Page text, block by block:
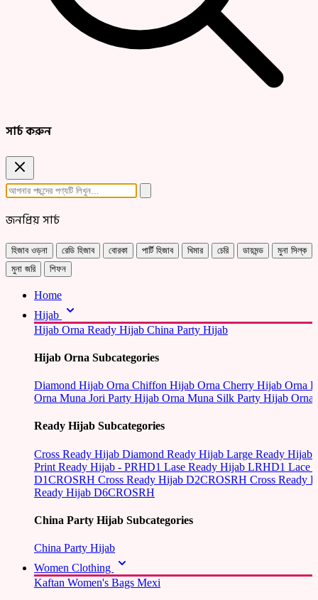
সার্চ করুন
জনপ্রিয় সার্চ
হিজাব ওড়না রেডি হিজাব বোরকা পার্টি হিজাব খিমার চেরি ডায়মন্ড
মুনা সিল্ক
মুনা জরি
শিফন
Home
Hijab
Hijab Orna Ready Hijab China Party Hijab
Hijab Orna Subcategories
Diamond Hijab Orna Chiffon Hijab Orna Cherry Hijab Orna
Orna Muna Jori Party Hijab Orna Muna Silk Party Hijab Orna
Ready Hijab Subcategories
Cross Ready Hijab Diamond Ready Hijab Large Ready Hijab
Print Ready Hijab - PRHD1 Lase Ready Hijab LRHD1 Lace
D1CROSRH Cross Ready Hijab D2CROSRH Cross Ready
Ready Hijab D6CROSRH
China Party Hijab Subcategories
China Party Hijab
Women Clothing
Kaftan Women's Bags Mexi